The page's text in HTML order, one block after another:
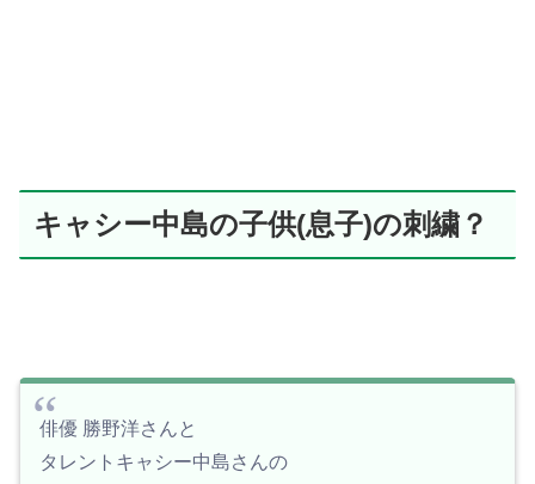
キャシー中島の子供(息子)の刺繍？
俳優 勝野洋さんと
タレントキャシー中島さんの